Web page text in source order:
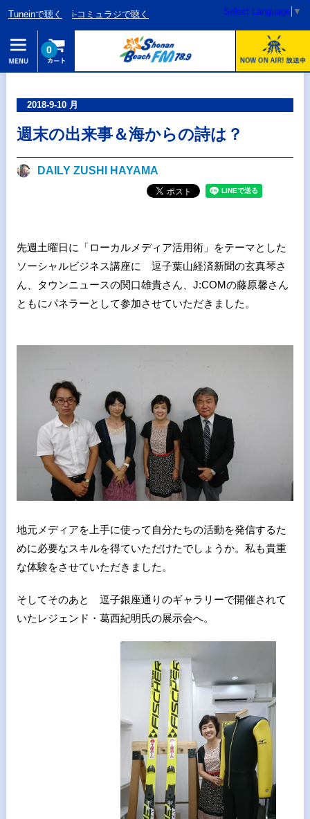
Tuneinで聴く i-コミュラジで聴く Select Language ▼
0
2018-9-10 月
週末の出来事＆海からの詩は？
DAILY ZUSHI HAYAMA
先週土曜日に「ローカルメディア活用術」をテーマとした
ソーシャルビジネス講座に 逗子葉山経済新聞の玄真琴さ
ん、タウンニュースの関口雄貴さん、J:COMの藤原馨さん
ともにパネラーとして参加させていただきました。
地元メディアを上手に使って自分たちの活動を発信するた
めに必要なスキルを得ていただけたでしょうか。私も貴重
な体験をさせていただきました。
そしてそのあと 逗子銀座通りのギャラリーで開催されて
いたレジェンド・葛西紀明氏の展示会へ。